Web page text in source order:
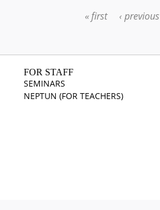
« first ‹ previous
FOR STAFF
SEMINARS
NEPTUN (FOR TEACHERS)